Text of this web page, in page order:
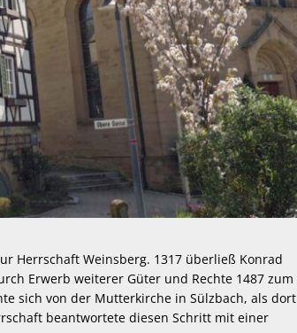
Herrschaft Weinsberg. 1317 überließ Konrad
Erwerb weiterer Güter und Rechte 1487 zum
sich von der Mutterkirche in Sülzbach, als dort
beantwortete diesen Schritt mit einer